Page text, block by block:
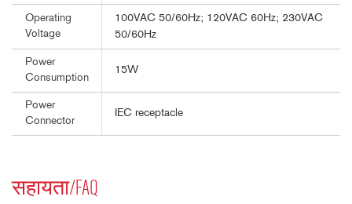
Operating
Voltage
100VAC 50/60Hz; 120VAC 60Hz; 230VAC
50/60Hz
Power
Consumption
15W
Power
Connector
IEC receptacle
सहायता/FAQ